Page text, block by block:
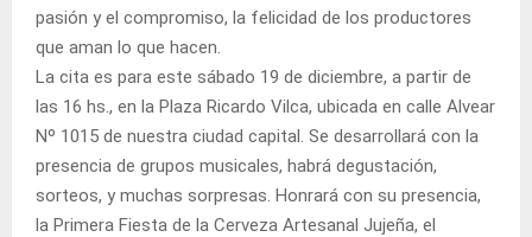
pasión y el compromiso, la felicidad de los productores
que aman lo que hacen.
La cita es para este sábado 19 de diciembre, a partir de
las 16 hs., en la Plaza Ricardo Vilca, ubicada en calle Alvear
Nº 1015 de nuestra ciudad capital. Se desarrollará con la
presencia de grupos musicales, habrá degustación,
sorteos, y muchas sorpresas. Honrará con su presencia,
la Primera Fiesta de la Cerveza Artesanal Jujeña, el